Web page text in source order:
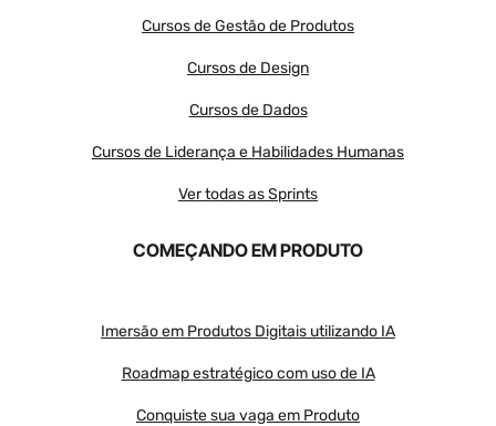
Cursos de Gestão de Produtos
Cursos de Design
Cursos de Dados
Cursos de Liderança e Habilidades Humanas
Ver todas as Sprints
COMEÇANDO EM PRODUTO
Imersão em Produtos Digitais utilizando IA
Roadmap estratégico com uso de IA
Conquiste sua vaga em Produto